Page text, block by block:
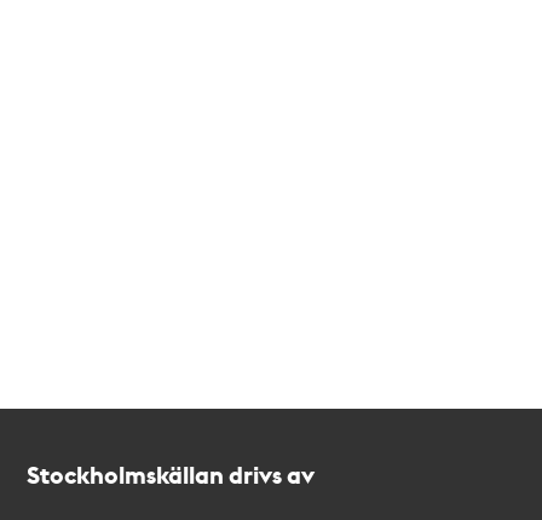
Stockholmskällan drivs av